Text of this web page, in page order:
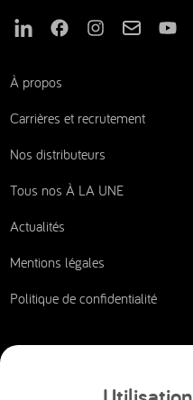
Nous suivre sur Linkedin
Nous suivre sur
Nous suivre sur
Nous
À propos
Carrières et recrutement
Nos distributeurs
Tous nos À LA UNE
Actualités
Mentions légales
Politique de confidentialité